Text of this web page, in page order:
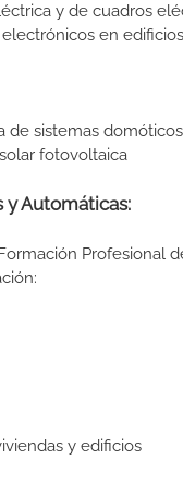
y de cuadros
en
sistemas domóticos
fotovoltaica
y Automáticas:
Profesional
y edificios